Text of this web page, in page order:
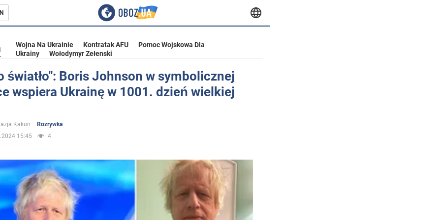
Ukrainie
Wojna Na Ukrainie Kontratak AFU
Pomoc Wojskowa Dla
Ukrainy
Wołodymyr Zełenski
światło": Boris Johnson w symbolicznej
wspiera Ukrainę w 1001. dzień wielkiej
Kakun
Rozrywka
15:45
4